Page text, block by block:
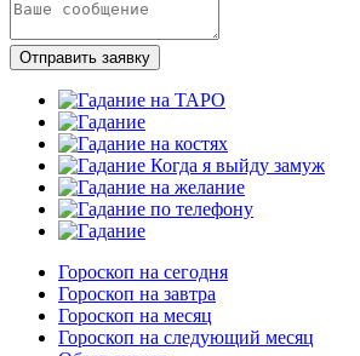
Отправить заявку
Гороскоп на сегодня
Гороскоп на завтра
Гороскоп на месяц
Гороскоп на следующий месяц